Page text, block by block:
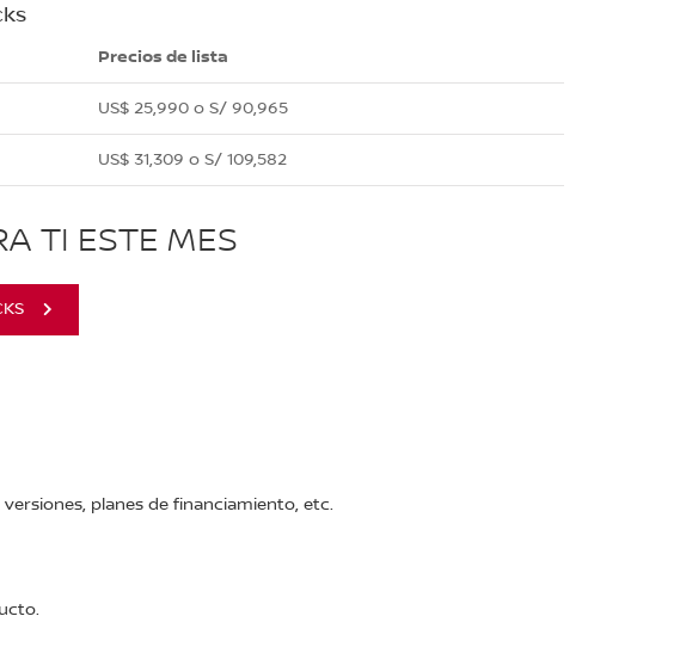
Precios de lista
US$ 25,990 o S/ 90,965
US$ 31,309 o S/ 109,582
TI ESTE MES
planes de financiamiento, etc.